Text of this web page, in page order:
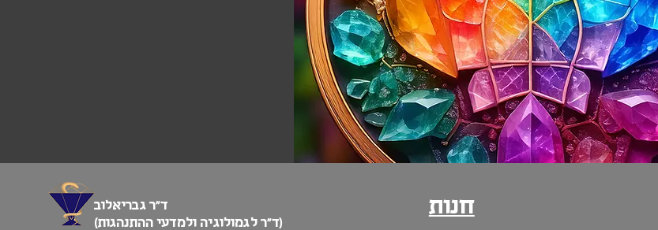
ד”ר גבריאלוב
(ד”ר לגמולוגיה ולמדעי ההתנהגות)
חנות